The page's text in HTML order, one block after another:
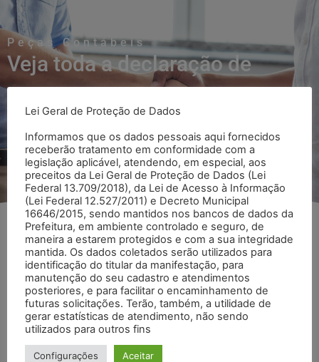
Peças Contábeis
Veja toda a declaração de
Peças Contábeis
Voltar para página Peças Contábeis
DEMONSTRAÇÕES
FINANCEIRAS 2025
Erica TI Craisa 11/05/2026 14:21
DOWNLOAD
Lei Geral de Proteção de Dados
Informamos que os dados pessoais aqui fornecidos
receberão tratamento em conformidade com a
legislação aplicável, atendendo, em especial, aos
preceitos da Lei Geral de Proteção de Dados (Lei
Federal 13.709/2018), da Lei de Acesso à Informação
(Lei Federal 12.527/2011) e Decreto Municipal
16646/2015, sendo mantidos nos bancos de dados da
Prefeitura, em ambiente controlado e seguro, de
maneira a estarem protegidos e com a sua integridade
mantida. Os dados coletados serão utilizados para
identificação do titular da manifestação, para
manutenção do seu cadastro e atendimentos
posteriores, e para facilitar o encaminhamento de
futuras solicitações. Terão, também, a utilidade de
gerar estatísticas de atendimento, não sendo
utilizados para outros fins
Configurações Aceitar